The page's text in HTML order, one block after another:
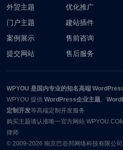
外贸主题
门户主题
案例展示
提交网站
优化推广
建站插件
售前咨询
售后服务
WPYOU 是国内专业的知名高端
WPYOU 提供WordPress企业主题 、
定制开发等高端定制开发服务
购买主题请认准唯一官方网站
律师
© 2009-2026南京巴谷邦网络科技有限公司